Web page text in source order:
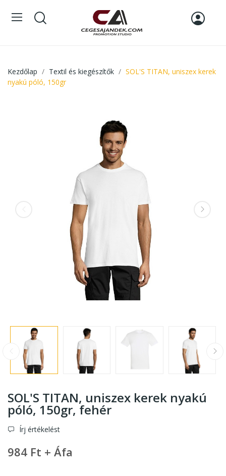
Kezdőlap Textil és kiegészítők
SOL'S TITAN, uniszex kerek
nyakú póló, 150gr
SOL'S TITAN, uniszex kerek nyakú
póló, 150gr, fehér
Írj értékelést
984 Ft + Áfa